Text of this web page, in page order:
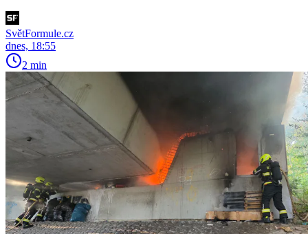
SvětFormule.cz
dnes, 18:55
2 min